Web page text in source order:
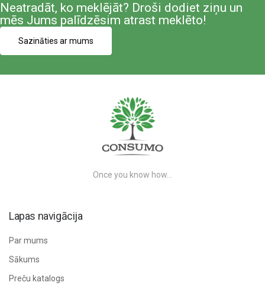
Neatradāt, ko meklējāt? Droši dodiet ziņu un
mēs Jums palīdzēsim atrast meklēto!
Sazināties ar mums
Once you know how…
Lapas navigācija
Par mums
Sākums
Preču katalogs